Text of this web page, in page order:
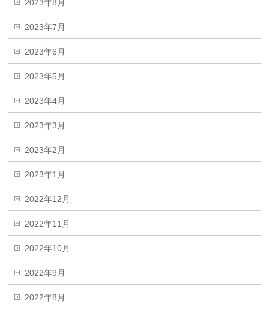
2023年8月
2023年7月
2023年6月
2023年5月
2023年4月
2023年3月
2023年2月
2023年1月
2022年12月
2022年11月
2022年10月
2022年9月
2022年8月